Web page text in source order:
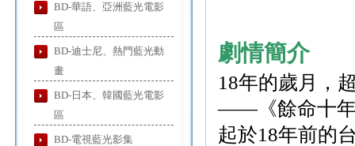
BD-華語、亞洲藍光電影
區
BD-迪士尼、熱門藍光動
畫
BD-日本、韓國藍光電影
區
BD-電視藍光影集
劇情簡介
18年的歲月，
――《餘命十年
起於18年前的